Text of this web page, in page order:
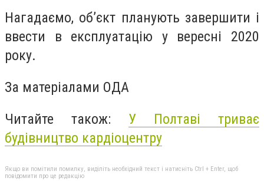
Нагадаємо, об’єкт планують завершити і
ввести в експлуатацію у вересні 2020
року.
За матеріалами ОДА
Читайте також: У Полтаві триває
будівництво кардіоцентру
Якщо ви помітили помилку, виділіть необхідний текст і натисніть Ctrl + Enter, щоб
повідомити про це редакцію